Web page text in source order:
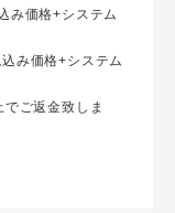
み価格+システム
み価格+システム
ご返金致しま